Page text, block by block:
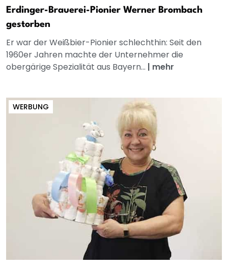
Erdinger-Brauerei-Pionier Werner Brombach
gestorben
Er war der Weißbier-Pionier schlechthin: Seit den
1960er Jahren machte der Unternehmer die
obergärige Spezialität aus Bayern... | mehr
WERBUNG